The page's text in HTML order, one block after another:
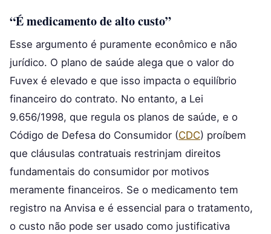
“É medicamento de alto custo”
Esse argumento é puramente econômico e não
jurídico. O plano de saúde alega que o valor do
Fuvex é elevado e que isso impacta o equilíbrio
financeiro do contrato. No entanto, a Lei
9.656/1998, que regula os planos de saúde, e o
Código de Defesa do Consumidor (CDC) proíbem
que cláusulas contratuais restrinjam direitos
fundamentais do consumidor por motivos
meramente financeiros. Se o medicamento tem
registro na Anvisa e é essencial para o tratamento,
o custo não pode ser usado como justificativa